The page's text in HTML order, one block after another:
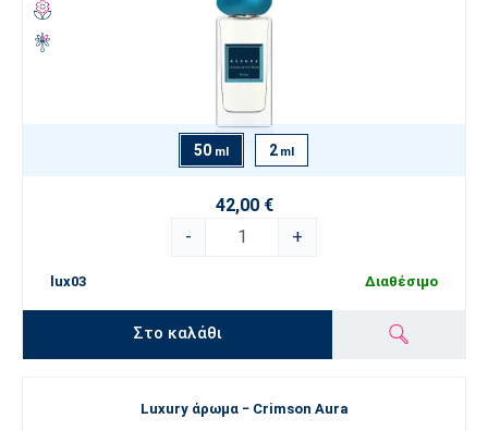
50 ml 2 ml
42,00 €
-
+
lux03 Διαθέσιμο
Στο καλάθι
Luxury άρωμα − Crimson Aura